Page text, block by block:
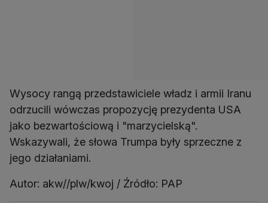
Wysocy rangą przedstawiciele władz i armii Iranu
odrzucili wówczas propozycję prezydenta USA
jako bezwartościową i "marzycielską".
Wskazywali, że słowa Trumpa były sprzeczne z
jego działaniami.
Autor: akw//plw/kwoj / Źródło: PAP